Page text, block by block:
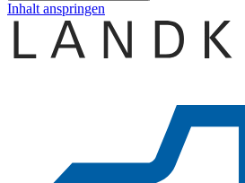
Inhalt anspringen